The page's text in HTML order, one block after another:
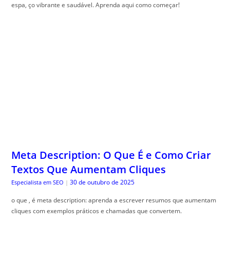
espa, ço vibrante e saudável. Aprenda aqui como começar!
Meta Description: O Que É e Como Criar
Textos Que Aumentam Cliques
Especialista em SEO | 30 de outubro de 2025
o que , é meta description: aprenda a escrever resumos que aumentam
cliques com exemplos práticos e chamadas que convertem.